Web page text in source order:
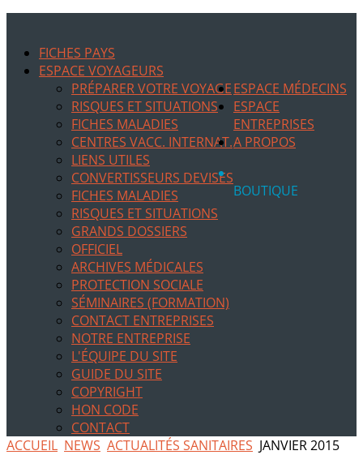
FICHES PAYS
ESPACE VOYAGEURS
PRÉPARER VOTRE VOYAGE
RISQUES ET SITUATIONS
FICHES MALADIES
CENTRES VACC. INTERNAT.
LIENS UTILES
CONVERTISSEURS DEVISES
ESPACE MÉDECINS
FICHES MALADIES
RISQUES ET SITUATIONS
GRANDS DOSSIERS
OFFICIEL
ARCHIVES MÉDICALES
ESPACE
ENTREPRISES
PROTECTION SOCIALE
SÉMINAIRES (FORMATION)
CONTACT ENTREPRISES
A PROPOS
NOTRE ENTREPRISE
L'ÉQUIPE DU SITE
GUIDE DU SITE
COPYRIGHT
HON CODE
CONTACT
BOUTIQUE
ACCUEIL NEWS ACTUALITÉS SANITAIRES JANVIER 2015